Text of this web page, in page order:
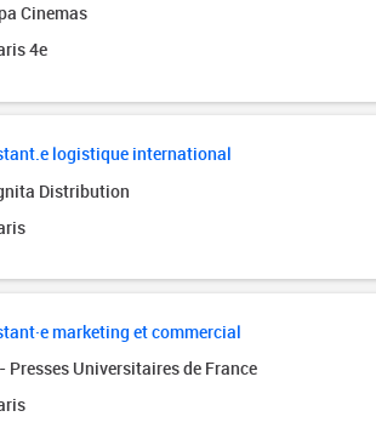
Cinemas
4e
logistique international
Distribution
marketing et commercial
Presses Universitaires de France